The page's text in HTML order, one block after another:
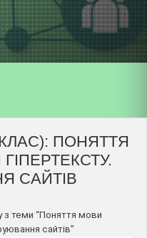
ПОНЯТТЯ
САЙТІВ
з теми “Поняття мови
сайтів”